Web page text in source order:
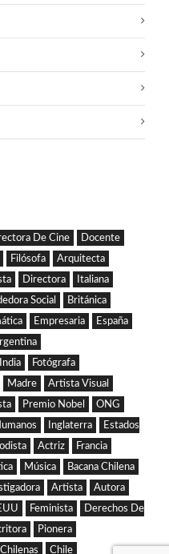
De Cine
Docente
Filósofa
Arquitecta
Directora
Italiana
Social
Británica
Empresaria
España
India
Fotógrafa
Madre
Artista Visual
Premio Nobel
ONG
Inglaterra
Estados
Actriz
Francia
Música
Bacana Chilena
Artista
Autora
Feminista
Derechos De
Pionera
Chile